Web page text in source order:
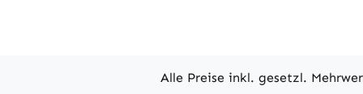
Sie
Alle Preise inkl. gesetzl.